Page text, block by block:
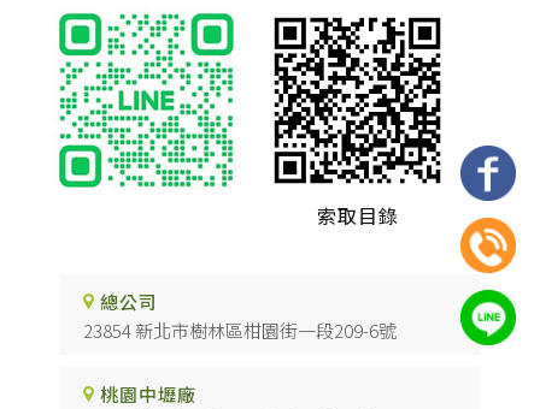
索取目錄
總公司
23854 新北市樹林區柑園街一段209-6號
桃園中壢廠